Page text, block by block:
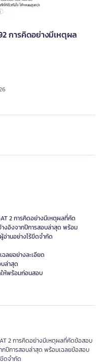
การคิดอย่างมีเหตุผล
2 การคิดอย่างมีเหตุผลที่คัด
งอิงจากปีการสอบล่าสุด พร้อม
อ่านอย่างไร้ขีดจำกัด
ลยอย่างละเอียด
ล่าสุด
ให้พร้อมก่อนสอบ
2 การคิดอย่างมีเหตุผลที่คัดข้อสอบ
กปีการสอบล่าสุด พร้อมเฉลยข้อสอบ
ขีดจำกัด